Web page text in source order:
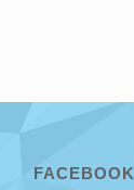
FACEBOOK